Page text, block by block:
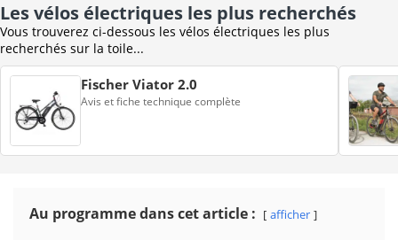
Les vélos électriques les plus recherchés
Vous trouverez ci-dessous les vélos électriques les plus
recherchés sur la toile...
Fischer Viator 2.0
Avis et fiche technique complète
Au programme dans cet article : afficher